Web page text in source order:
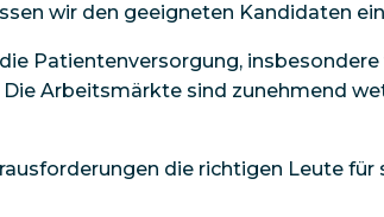
wir den geeigneten Kandidaten
Patientenversorgung, insbesondere
Arbeitsmärkte sind zunehmend
die richtigen Leute für